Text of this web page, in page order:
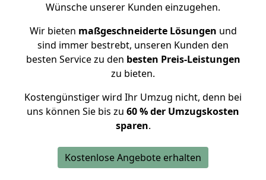
Wünsche unserer Kunden einzugehen.
Wir bieten maßgeschneiderte Lösungen und
sind immer bestrebt, unseren Kunden den
besten Service zu den besten Preis-Leistungen
zu bieten.
Kostengünstiger wird Ihr Umzug nicht, denn bei
uns können Sie bis zu 60 % der Umzugskosten
sparen.
Kostenlose Angebote erhalten